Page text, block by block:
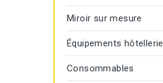
Miroir sur mesure
Équipements hôtellerie
Consommables